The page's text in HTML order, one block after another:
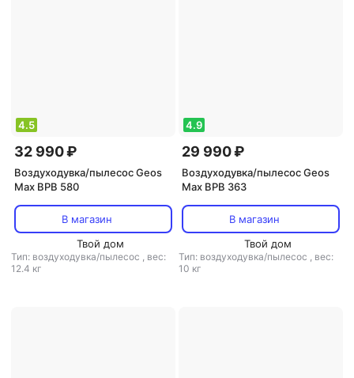
4.5
32 990 ₽
Воздуходувка/пылесос Geos
Max BPB 580
В магазин
Твой дом
Тип: воздуходувка/пылесос , вес:
12.4 кг
4.9
29 990 ₽
Воздуходувка/пылесос Geos
Max BPB 363
В магазин
Твой дом
Тип: воздуходувка/пылесос , вес:
10 кг